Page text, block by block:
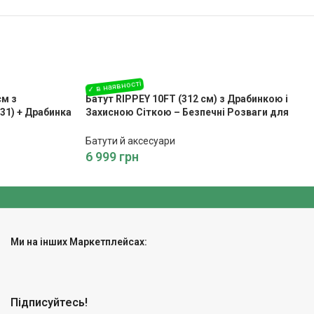
з
+ Драбинка
Батут RIPPEY 10FT (312 см) з Драбинкою і
Захисною Сіткою – Безпечні Розваги для
Батути й аксесуари
6 999 грн
Ми на інших Маркетплейсах:
Підписуйтесь!